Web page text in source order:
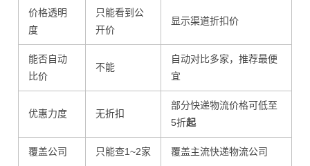
价格透明
度
只能看到公
开价
显示渠道折扣价
能否自动
比价
不能
自动对比多家，推荐最便
宜
优惠力度 无折扣
部分快递物流价格可低至
5折起
覆盖公司 只能查1~2家 覆盖主流快递物流公司